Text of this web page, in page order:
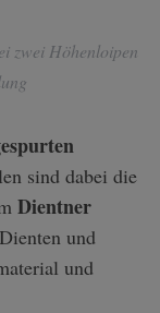
zwei Höhenloipen
sind dabei die
Dientner
und
und